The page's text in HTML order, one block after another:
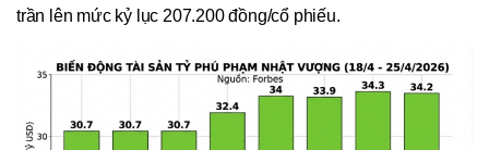
trần lên mức kỷ lục 207.200 đồng/cổ phiếu.